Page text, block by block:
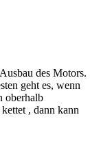
des Motors.
geht es, wenn
oberhalb
, dann kann